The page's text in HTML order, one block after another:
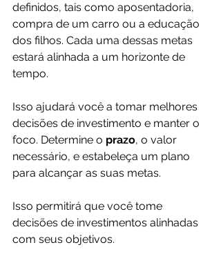
definidos, tais como aposentadoria,
compra de um carro ou a educação
dos filhos. Cada uma dessas metas
estará alinhada a um horizonte de
tempo.
Isso ajudará você a tomar melhores
decisões de investimento e manter o
foco. Determine o prazo, o valor
necessário, e estabeleça um plano
para alcançar as suas metas.
Isso permitirá que você tome
decisões de investimentos alinhadas
com seus objetivos.